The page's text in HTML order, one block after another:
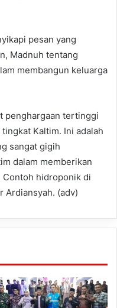
pesan yang
Madnuh tentang
membangun keluarga
penghargaan tertinggi
Kaltim. Ini adalah
sangat gigih
dalam memberikan
Contoh hidroponik di
Ardiansyah. (adv)